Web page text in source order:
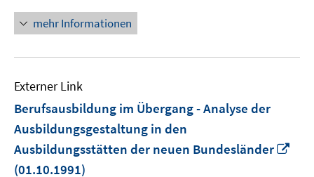
mehr Informationen
Externer Link
Berufsausbildung im Übergang - Analyse der
Ausbildungsgestaltung in den
Ausbildungsstätten der neuen Bundesländer
(01.10.1991)